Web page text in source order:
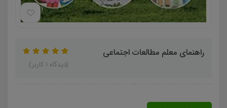
راهنمای معلم مطالعات اجتماعی
(دیدگاه 1 کاربر)